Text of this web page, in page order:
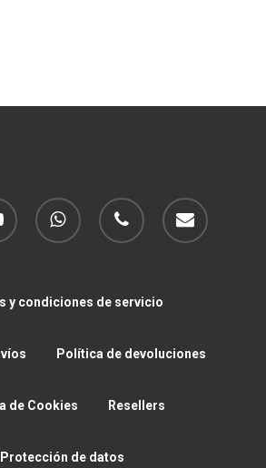
whatsapp phone email
y condiciones de servicio
Política de devoluciones
de Cookies Resellers
Protección de datos